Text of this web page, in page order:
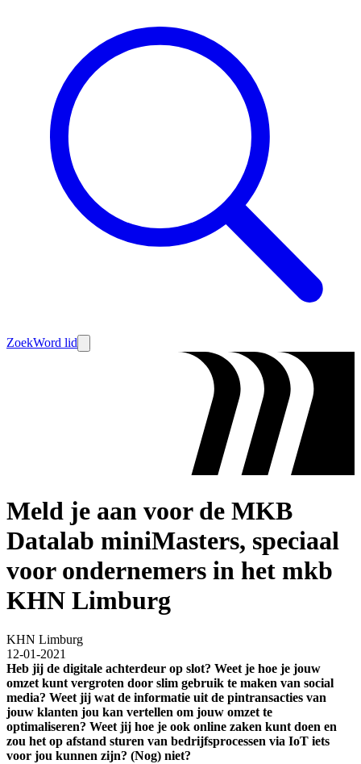
ZoekWord lid
Meld je aan voor de MKB
Datalab miniMasters, speciaal
voor ondernemers in het mkb
KHN Limburg
KHN Limburg
12-01-2021
Heb jij de digitale achterdeur op slot? Weet je hoe je jouw
omzet kunt vergroten door slim gebruik te maken van social
media? Weet jij wat de informatie uit de pintransacties van
jouw klanten jou kan vertellen om jouw omzet te
optimaliseren? Weet jij hoe je ook online zaken kunt doen en
zou het op afstand sturen van bedrijfsprocessen via IoT iets
voor jou kunnen zijn? (Nog) niet?